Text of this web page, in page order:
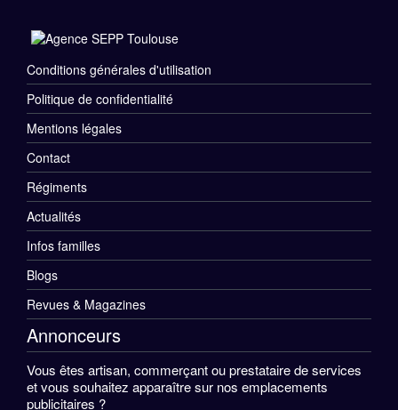
Menu
Rubriques
Pied
de
page
Conditions générales d'utilisation
Politique de confidentialité
Mentions légales
Contact
Menu
Divers
Pied
de
page
Régiments
Actualités
Infos familles
Blogs
Revues & Magazines
Annonceurs
Vous êtes artisan, commerçant ou prestataire de services
et vous souhaitez apparaître sur nos emplacements
publicitaires ?